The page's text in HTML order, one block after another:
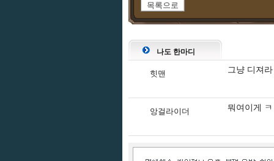
목록으로
나도 한마디
힛맨 그냥 디져
앙걸라이더 뭐여이게